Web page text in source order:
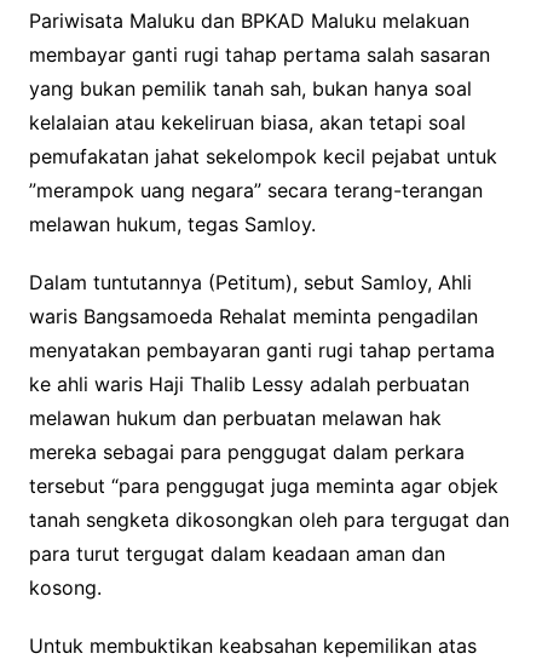
Pariwisata Maluku dan BPKAD Maluku melakuan
membayar ganti rugi tahap pertama salah sasaran
yang bukan pemilik tanah sah, bukan hanya soal
kelalaian atau kekeliruan biasa, akan tetapi soal
pemufakatan jahat sekelompok kecil pejabat untuk
”merampok uang negara” secara terang-terangan
melawan hukum, tegas Samloy.
Dalam tuntutannya (Petitum), sebut Samloy, Ahli
waris Bangsamoeda Rehalat meminta pengadilan
menyatakan pembayaran ganti rugi tahap pertama
ke ahli waris Haji Thalib Lessy adalah perbuatan
melawan hukum dan perbuatan melawan hak
mereka sebagai para penggugat dalam perkara
tersebut “para penggugat juga meminta agar objek
tanah sengketa dikosongkan oleh para tergugat dan
para turut tergugat dalam keadaan aman dan
kosong.
Untuk membuktikan keabsahan kepemilikan atas